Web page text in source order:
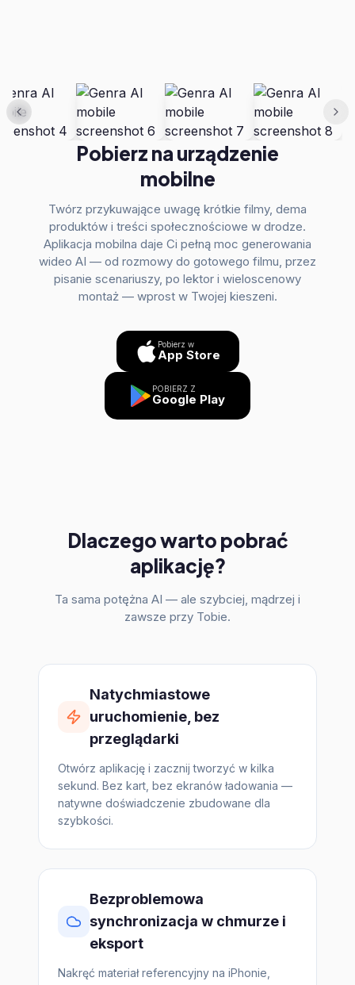
Pobierz na urządzenie
mobilne
Twórz przykuwające uwagę krótkie filmy, dema
produktów i treści społecznościowe w drodze.
Aplikacja mobilna daje Ci pełną moc generowania
wideo AI — od rozmowy do gotowego filmu, przez
pisanie scenariuszy, po lektor i wieloscenowy
montaż — wprost w Twojej kieszeni.
Pobierz w
App Store
POBIERZ Z
Google Play
Dlaczego warto pobrać
aplikację?
Ta sama potężna AI — ale szybciej, mądrzej i
zawsze przy Tobie.
Natychmiastowe
uruchomienie, bez
przeglądarki
Otwórz aplikację i zacznij tworzyć w kilka
sekund. Bez kart, bez ekranów ładowania —
natywne doświadczenie zbudowane dla
szybkości.
Bezproblemowa
synchronizacja w chmurze i
eksport
Nakręć materiał referencyjny na iPhonie,